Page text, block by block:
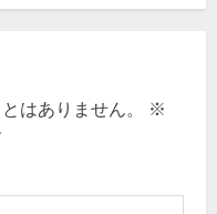
はありません。
※